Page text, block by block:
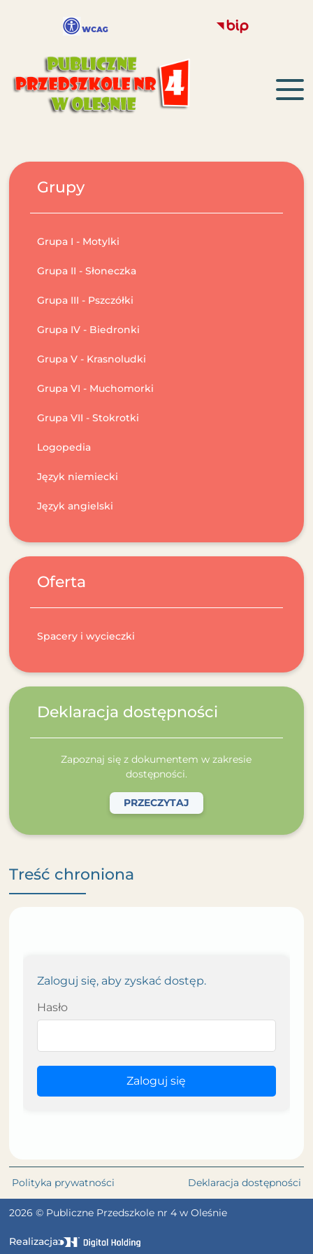
Grupy
Grupa I - Motylki
Grupa II - Słoneczka
Grupa III - Pszczółki
Grupa IV - Biedronki
Grupa V - Krasnoludki
Grupa VI - Muchomorki
Grupa VII - Stokrotki
Logopedia
Język niemiecki
Język angielski
Oferta
Spacery i wycieczki
Deklaracja dostępności
Zapoznaj się z dokumentem w zakresie
dostępności.
PRZECZYTAJ
Treść chroniona
Zaloguj się, aby zyskać dostęp.
Hasło
Zaloguj się
Polityka prywatności Deklaracja dostępności
2026 © Publiczne Przedszkole nr 4 w Oleśnie
Realizacja: